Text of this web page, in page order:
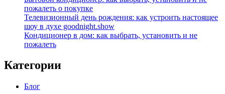
пожалеть о покупке
Телевизионный день рождения: как устроить настоящее
шоу в духе goodnight.show
Кондиционер в дом: как выбрать, установить и не
пожалеть
Категории
Блог